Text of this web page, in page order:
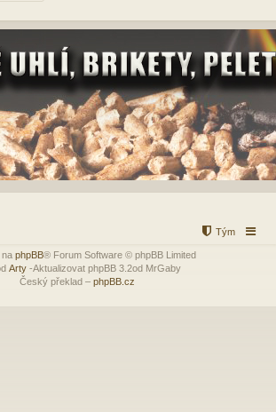
Tým
na phpBB® Forum Software © phpBB Limited
Arty-Aktualizovat phpBB 3.2od MrGaby
Český překlad – phpBB.cz